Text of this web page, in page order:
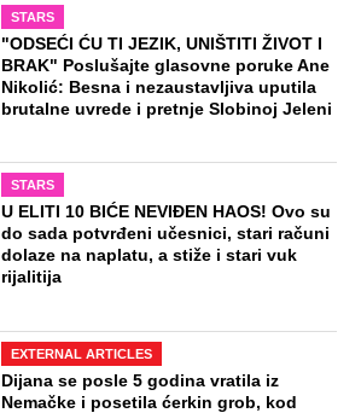
STARS
"ODSEĆI ĆU TI JEZIK, UNIŠTITI ŽIVOT I
BRAK" Poslušajte glasovne poruke Ane
Nikolić: Besna i nezaustavljiva uputila
brutalne uvrede i pretnje Slobinoj Jeleni
STARS
U ELITI 10 BIĆE NEVIĐEN HAOS! Ovo su
do sada potvrđeni učesnici, stari računi
dolaze na naplatu, a stiže i stari vuk
rijalitija
EXTERNAL ARTICLES
Dijana se posle 5 godina vratila iz
Nemačke i posetila ćerkin grob, kod